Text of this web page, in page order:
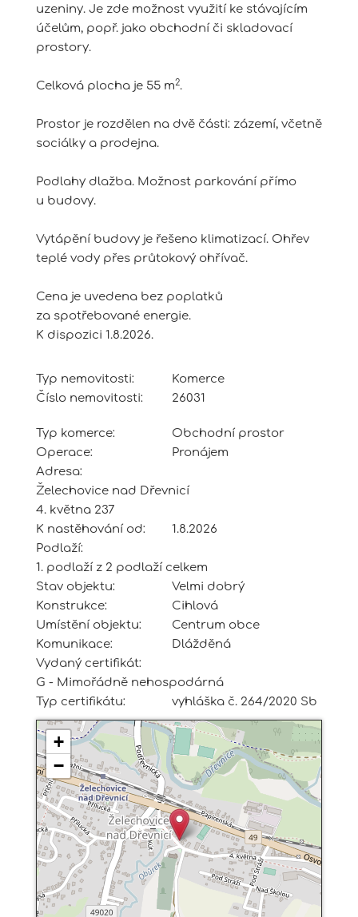
uzeniny. Je zde možnost využití ke stávajícím
účelům, popř. jako obchodní či skladovací
prostory.
Celková plocha je 55 m2.
Prostor je rozdělen na dvě části: zázemí, včetně
sociálky a prodejna.
Podlahy dlažba. Možnost parkování přímo
u budovy.
Vytápění budovy je řešeno klimatizací. Ohřev
teplé vody přes průtokový ohřívač.
Cena je uvedena bez poplatků
za spotřebované energie.
K dispozici 1.8.2026.
Typ nemovitosti:
Komerce
Číslo nemovitosti:
26031
Typ komerce:
Obchodní prostor
Operace:
Pronájem
Adresa:
Želechovice nad Dřevnicí
4. května 237
K nastěhování od:
1.8.2026
Podlaží:
1. podlaží z 2 podlaží celkem
Stav objektu:
Velmi dobrý
Konstrukce:
Cihlová
Umístění objektu:
Centrum obce
Komunikace:
Dlážděná
Vydaný certifikát:
G - Mimořádně nehospodárná
Typ certifikátu:
vyhláška č. 264/2020 Sb
+
−